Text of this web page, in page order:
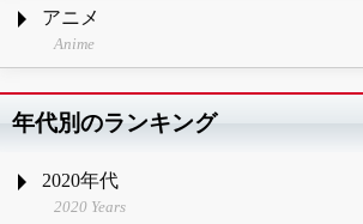
アニメ
Anime
年代別のランキング
2020年代
2020 Years